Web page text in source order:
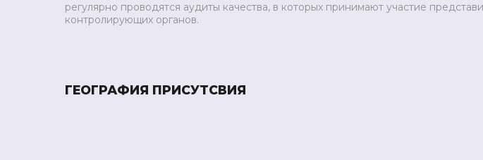
регулярно проводятся аудиты качества, в которых принимают участие
контролирующих органов.
ГЕОГРАФИЯ ПРИСУТСВИЯ